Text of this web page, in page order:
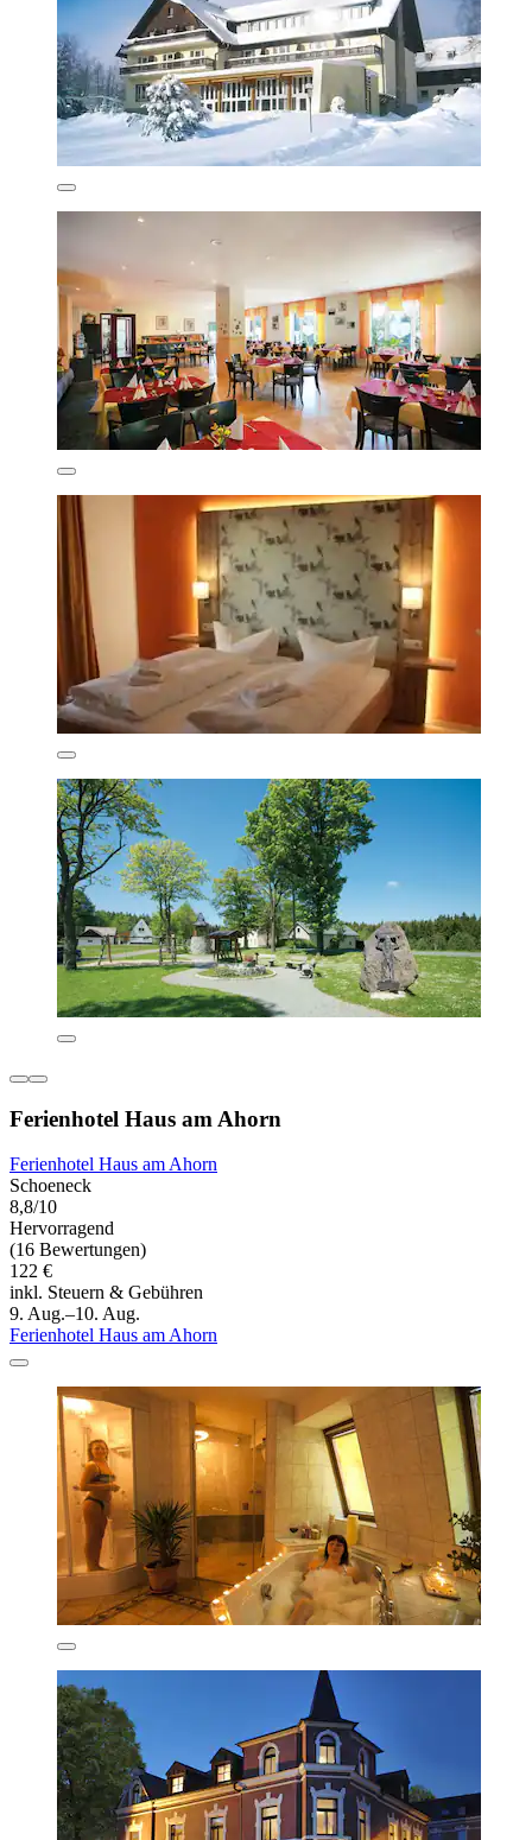
Ferienhotel Haus am Ahorn
Ferienhotel Haus am Ahorn
Schoeneck
8,8/10
Hervorragend
(16 Bewertungen)
122 €
inkl. Steuern & Gebühren
9. Aug.–10. Aug.
Ferienhotel Haus am Ahorn